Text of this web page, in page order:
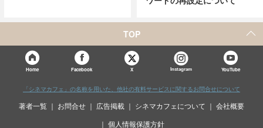
TOP
Home Facebook X Instagram YouTube
「シネマカフェ」の名称を用いた、他社の有料サービスに関するお問合せについて
著者一覧 お問合せ 広告掲載 シネマカフェについて 会社概要
個人情報保護方針